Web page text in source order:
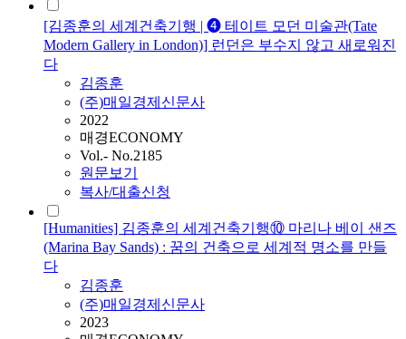
[김종훈의 세계건축기행 | ➍ 테이트 모던 미술관(Tate
Modern Gallery in London)] 런던은 부수지 않고 새로워진
다
김종훈
(주)매일경제신문사
2022
매경ECONOMY
Vol.- No.2185
원문보기
복사/대출신청
[Humanities] 김종훈의 세계건축기행⑩ 마리나 베이 샌즈
(Marina Bay Sands) : 꿈의 건축으로 세계적 명소를 만들
다
김종훈
(주)매일경제신문사
2023